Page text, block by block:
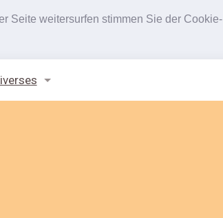
Seite weitersurfen stimmen Sie der Cookie-